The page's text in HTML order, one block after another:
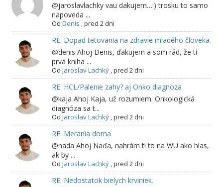
@jaroslavlachky vau dakujem…:) trosku to samo
napoveda ...
Od Denis ,pred 2 dni
RE: Dopad tetovania na zdravie mladého človeka.
@denis Ahoj Denis, ďakujem a som rád, že ti
prvá kniha ...
Od Jaroslav Lachký,pred 2 dni
RE: HCL/Palenie zahy? aj Onko diagnoza
@kaja Ahoj Kaja, už rozumiem. Onkologická
diagnóza sa t...
Od Jaroslav Lachký,pred 2 dni
RE: Merania doma
@nada Ahoj Naďa, nahrám ti to na WU ako hlas,
ak by ...
Od Jaroslav Lachký,pred 2 dni
RE: Nedostatok bielych krviniek.